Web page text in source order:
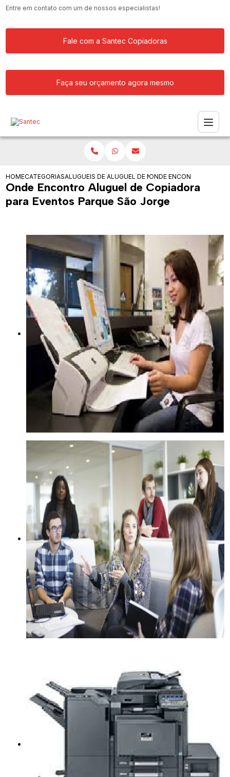
Entre em contato com um de nossos especialistas!
Fale com a Santec Copiadoras
Faça seu orçamento agora mesmo
HOMECATEGORIASALUGUEIS DE COPIADORASALUGUEL DE MAQUINA COPIADORA
ONDE ENCONTRO
Onde Encontro Aluguel de Copiadora
para Eventos Parque São Jorge